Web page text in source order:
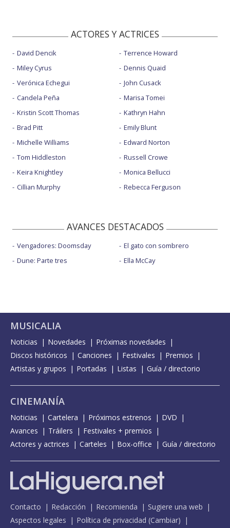
ACTORES Y ACTRICES
David Dencik
Miley Cyrus
Verónica Echegui
Candela Peña
Kristin Scott Thomas
Brad Pitt
Michelle Williams
Tom Hiddleston
Keira Knightley
Cillian Murphy
Terrence Howard
Dennis Quaid
John Cusack
Marisa Tomei
Kathryn Hahn
Emily Blunt
Edward Norton
Russell Crowe
Monica Bellucci
Rebecca Ferguson
AVANCES DESTACADOS
Vengadores: Doomsday
Dune: Parte tres
El gato con sombrero
Ella McCay
MUSICALIA
Noticias Novedades
Próximas novedades
Discos históricos
Canciones Festivales
Premios
Artistas y grupos
Portadas Listas Guía / directorio
CINEMANÍA
Noticias Cartelera Próximos estrenos
DVD
Avances
Tráilers
Festivales + premios
Actores y actrices
Carteles Box-office Guía / directorio
Contacto Redacción Recomienda
Sugiere una web
Aspectos legales
Política de privacidad (Cambiar)